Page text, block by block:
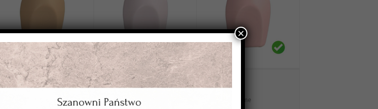
WT-33502 WT-33601
satynowe wrzosowe
WT-33602
malinowe jasne
×